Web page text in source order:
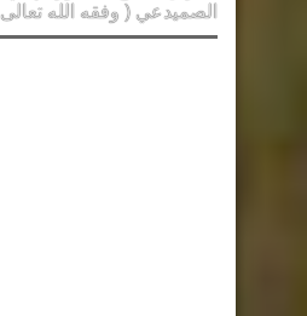
الصميدعي ( وفقه الله تعالى